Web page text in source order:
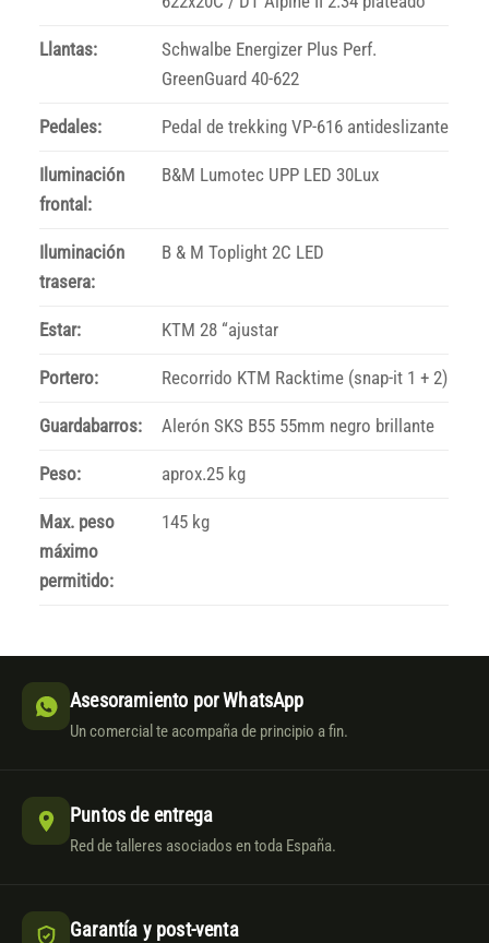
Llantas:
Schwalbe Energizer Plus Perf.
GreenGuard 40-622
Pedales: Pedal de trekking VP-616 antideslizante
Iluminación
frontal:
B&M Lumotec UPP LED 30Lux
Iluminación
trasera:
B & M Toplight 2C LED
Estar: KTM 28 “ajustar
Portero: Recorrido KTM Racktime (snap-it 1 + 2)
Guardabarros: Alerón SKS B55 55mm negro brillante
Peso: aprox.25 kg
Max. peso
máximo
permitido:
145 kg
Asesoramiento por WhatsApp
Un comercial te acompaña de principio a fin.
Puntos de entrega
Red de talleres asociados en toda España.
Garantía y post-venta